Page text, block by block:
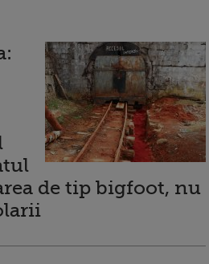
de tip bigfoot, nu